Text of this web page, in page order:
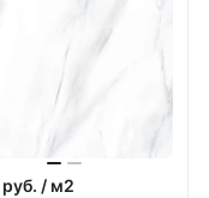
руб. / м2